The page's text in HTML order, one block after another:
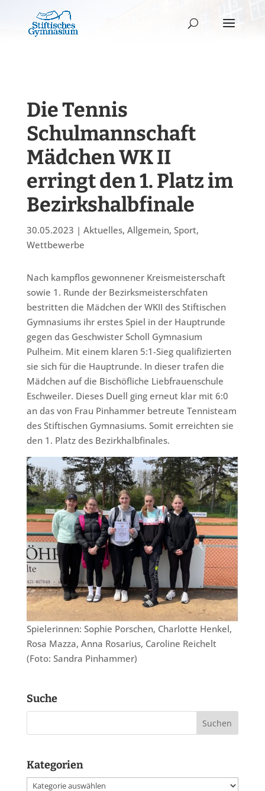
Die Tennis
Schulmannschaft
Mädchen WK II
erringt den 1. Platz im
Bezirkshalbfinale
30.05.2023 | Aktuelles, Allgemein, Sport,
Wettbewerbe
Nach kampflos gewonnener Kreismeisterschaft
sowie 1. Runde der Bezirksmeisterschfaten
bestritten die Mädchen der WKII des Stiftischen
Gymnasiums ihr erstes Spiel in der Hauptrunde
gegen das Geschwister Scholl Gymnasium
Pulheim. Mit einem klaren 5:1-Sieg qualifizierten
sie sich für die Hauptrunde. In dieser trafen die
Mädchen auf die Bischöfliche Liebfrauenschule
Eschweiler. Dieses Duell ging erneut klar mit 6:0
an das von Frau Pinhammer betreute Tennisteam
des Stiftischen Gymnasiums. Somit erreichten sie
den 1. Platz des Bezirkhalbfinales.
Spielerinnen: Sophie Porschen, Charlotte Henkel,
Rosa Mazza, Anna Rosarius, Caroline Reichelt
(Foto: Sandra Pinhammer)
Suche
Kategorien
Kategorien